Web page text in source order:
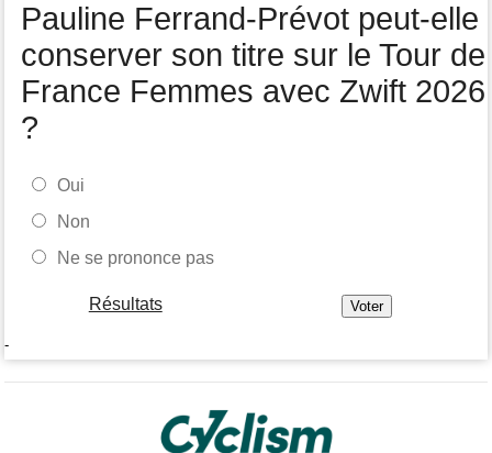
Pauline Ferrand-Prévot peut-elle
conserver son titre sur le Tour de
France Femmes avec Zwift 2026
?
Oui
Non
Ne se prononce pas
Résultats
-